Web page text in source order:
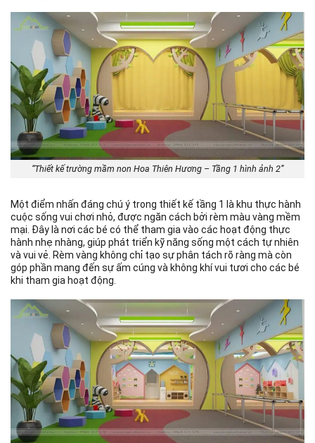
“Thiết kế trường mầm non Hoa Thiên Hương – Tầng 1 hình ảnh 2”
Một điểm nhấn đáng chú ý trong thiết kế tầng 1 là khu thực hành
cuộc sống vui chơi nhỏ, được ngăn cách bởi rèm màu vàng mềm
mại. Đây là nơi các bé có thể tham gia vào các hoạt động thực
hành nhẹ nhàng, giúp phát triển kỹ năng sống một cách tự nhiên
và vui vẻ. Rèm vàng không chỉ tạo sự phân tách rõ ràng mà còn
góp phần mang đến sự ấm cúng và không khí vui tươi cho các bé
khi tham gia hoạt động.